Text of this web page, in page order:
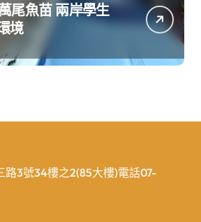
尾魚苗 兩岸學生
境
路3號34樓之2(85大樓)電話07-